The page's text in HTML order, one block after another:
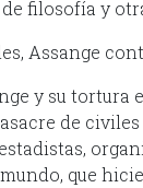
filosofía y
Assange
y su
de
que